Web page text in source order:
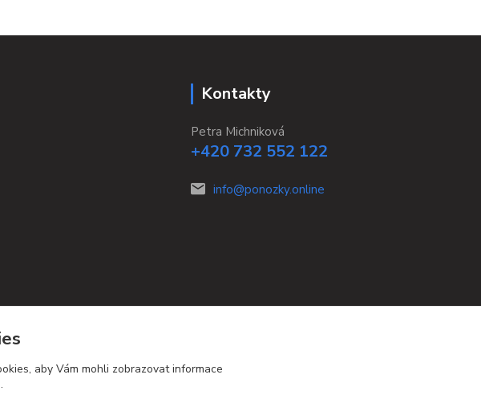
Kontakty
Petra Michniková
+420 732 552 122
info@ponozky.online
aby Vám mohli zobrazovat informace